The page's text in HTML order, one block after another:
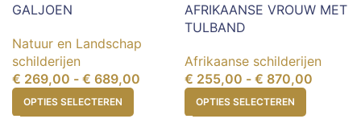
GALJOEN
Natuur en Landschap
schilderijen
€ 269,00 - € 689,00
OPTIES SELECTEREN
AFRIKAANSE VROUW MET
TULBAND
Afrikaanse schilderijen
€ 255,00 - € 870,00
OPTIES SELECTEREN